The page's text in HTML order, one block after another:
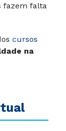
fazem falta
cursos
na